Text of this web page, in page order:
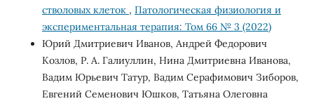
стволовых клеток , Патологическая физиология и
экспериментальная терапия: Том 66 № 3 (2022)
Юрий Дмитриевич Иванов, Андрей Федорович
Козлов, Р. А. Галиуллин, Нина Дмитриевна Иванова,
Вадим Юрьевич Татур, Вадим Серафимович Зиборов,
Евгений Семенович Юшков, Татьяна Олеговна